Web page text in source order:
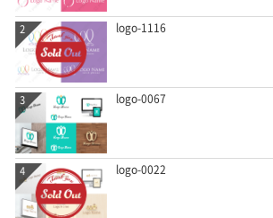
logo-1116
2
logo-0067
3
logo-0022
4